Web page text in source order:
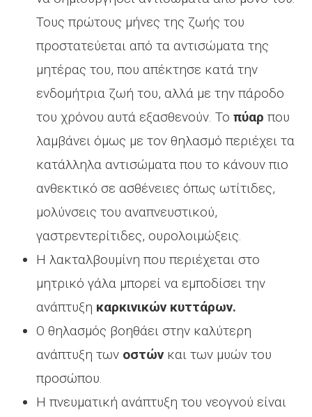
Τους πρώτους μήνες της ζωής του
προστατεύεται από τα αντισώματα της
μητέρας του, που απέκτησε κατά την
ενδομήτρια ζωή του, αλλά με την πάροδο
του χρόνου αυτά εξασθενούν. Το πύαρ που
λαμβάνει όμως με τον θηλασμό περιέχει τα
κατάλληλα αντισώματα που το κάνουν πιο
ανθεκτικό σε ασθένειες όπως ωτίτιδες,
μολύνσεις του αναπνευστικού,
γαστρεντερίτιδες, ουρολοιμώξεις.
Η λακταλβουμίνη που περιέχεται στο
μητρικό γάλα μπορεί να εμποδίσει την
ανάπτυξη καρκινικών κυττάρων.
Ο θηλασμός βοηθάει στην καλύτερη
ανάπτυξη των οστών και των μυών του
προσώπου.
Η πνευματική ανάπτυξη του νεογνού είναι